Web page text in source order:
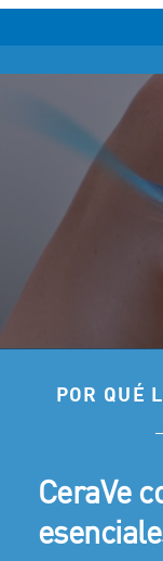
POR QUÉ
Las
CeraVe